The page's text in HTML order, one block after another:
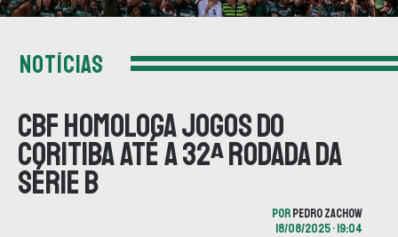
NOTÍCIAS
CBF homologa jogos do
Coritiba até a 32ª rodada da
Série B
PORPEDRO ZACHOW
18/08/2025 • 19:04